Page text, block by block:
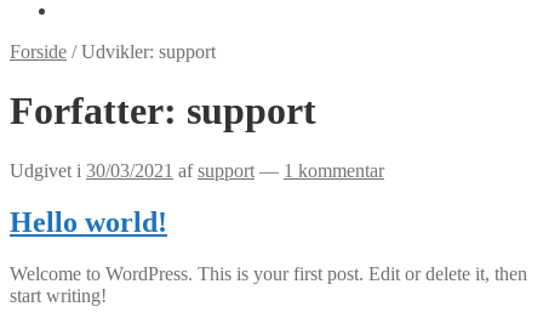
Forside /Udvikler: support
Forfatter: support
Udgivet i 30/03/2021 afsupport — 1 kommentar
Hello world!
Welcome to WordPress. This is your first post. Edit or delete it, then
start writing!